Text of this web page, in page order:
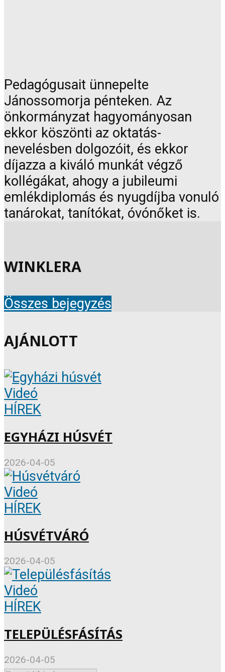
Pedagógusait ünnepelte
Jánossomorja pénteken. Az
önkormányzat hagyományosan
ekkor köszönti az oktatás-
nevelésben dolgozóit, és ekkor
díjazza a kiváló munkát végző
kollégákat, ahogy a jubileumi
emlékdiplomás és nyugdíjba vonuló
tanárokat, tanítókat, óvónőket is.
WINKLERA
Összes bejegyzés
AJÁNLOTT
Videó
HÍREK
EGYHÁZI HÚSVÉT
2026-04-05
Videó
HÍREK
HÚSVÉTVÁRÓ
2026-04-05
Videó
HÍREK
TELEPÜLÉSFÁSÍTÁS
2026-04-05